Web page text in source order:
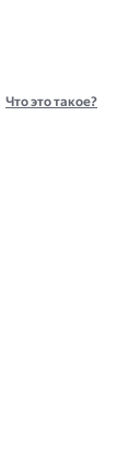
Что это такое?